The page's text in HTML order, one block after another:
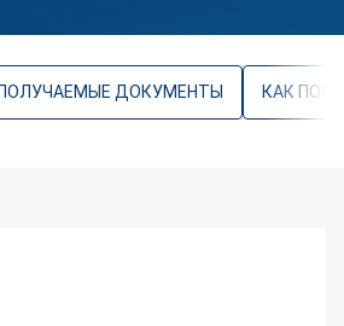
ПОЛУЧАЕМЫЕ ДОКУМЕНТЫ КАК